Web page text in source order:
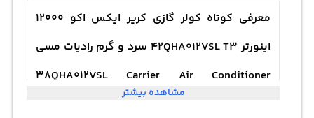
معرفی کوتاه کولر گازی کریر ایکس اکو 12000
اینورتر 42QHA012VSL T3 سرد و گرم رادیات مسی
38QHA012VSL Carrier Air Conditioner
مشاهده بیشتر